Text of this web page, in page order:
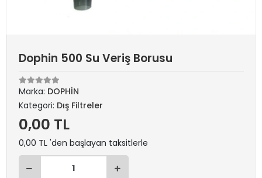
Dophin 500 Su Veriş Borusu
Marka: DOPHİN
Kategori: Dış Filtreler
0,00 TL
0,00 TL 'den başlayan taksitlerle